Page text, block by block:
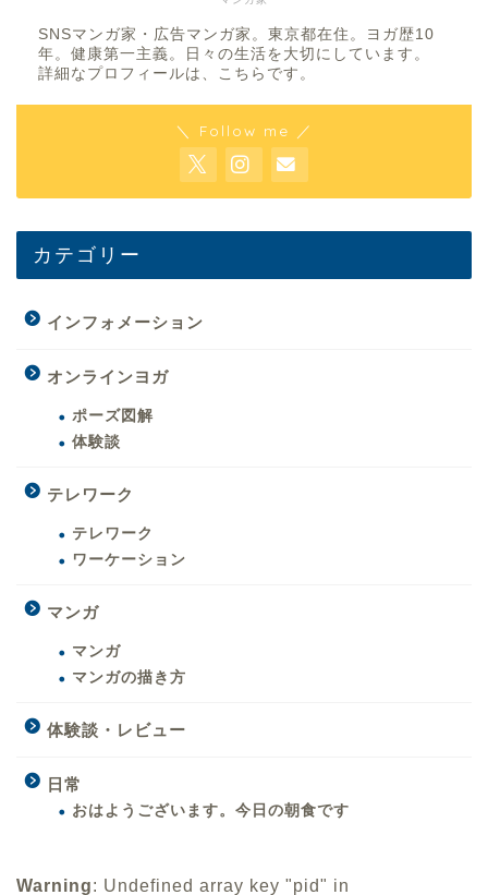
SNSマンガ家・広告マンガ家。東京都在住。ヨガ歴10
年。健康第一主義。日々の生活を大切にしています。
詳細なプロフィールは、
こちら です。
＼ Follow me ／
カテゴリー
インフォメーション
オンラインヨガ
ポーズ図解
体験談
テレワーク
テレワーク
ワーケーション
マンガ
マンガ
マンガの描き方
体験談・レビュー
日常
おはようございます。今日の朝食です
Warning: Undefined array key "pid" in